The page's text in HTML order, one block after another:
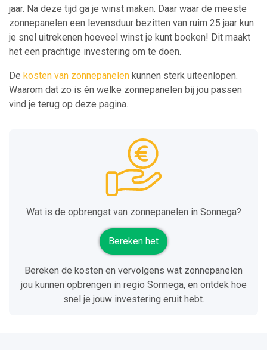
jaar. Na deze tijd ga je winst maken. Daar waar de meeste
zonnepanelen een levensduur bezitten van ruim 25 jaar kun
je snel uitrekenen hoeveel winst je kunt boeken! Dit maakt
het een prachtige investering om te doen.
De kosten van zonnepanelen kunnen sterk uiteenlopen.
Waarom dat zo is én welke zonnepanelen bij jou passen
vind je terug op deze pagina.
Wat is de opbrengst van zonnepanelen in Sonnega?
Bereken het
Bereken de kosten en vervolgens wat zonnepanelen
jou kunnen opbrengen in regio Sonnega, en ontdek hoe
snel je jouw investering eruit hebt.